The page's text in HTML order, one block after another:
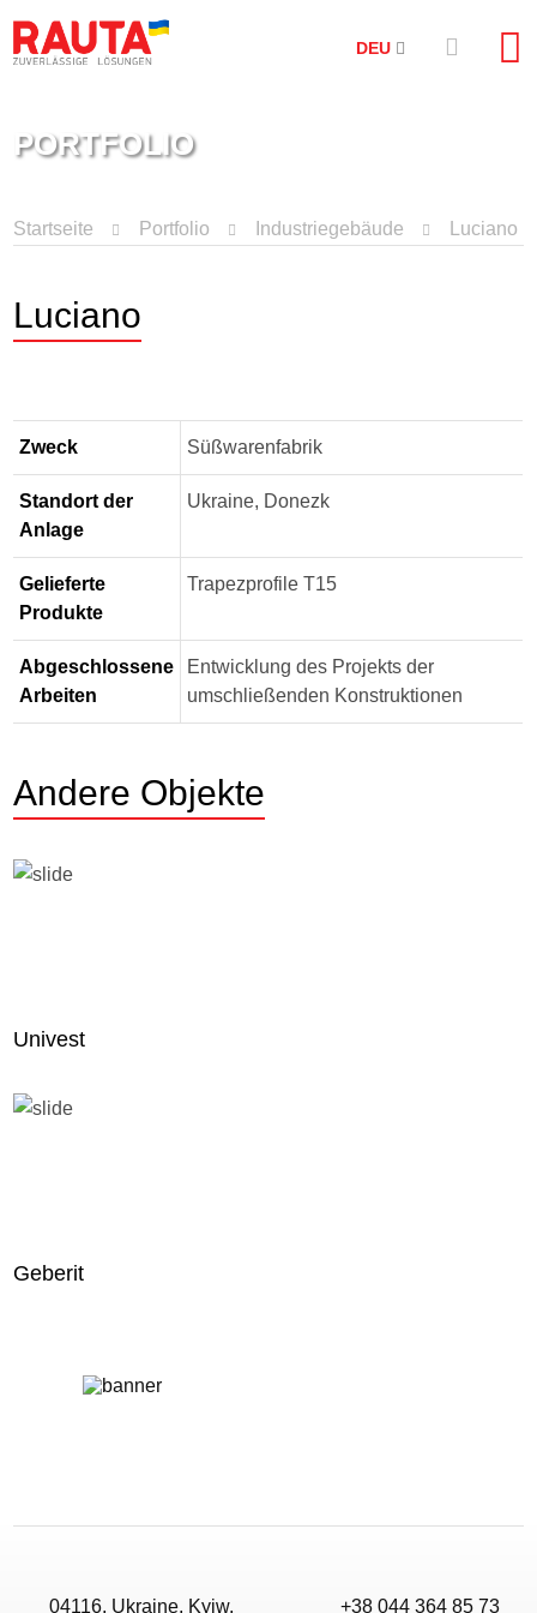
DEU
PORTFOLIO
Startseite Portfolio Industriegebäude Luciano
Luciano
Zweck Süßwarenfabrik
Standort der
Anlage
Ukraine, Donezk
Gelieferte
Produkte
Trapezprofile T15
Abgeschlossene
Arbeiten
Entwicklung des Projekts der
umschließenden Konstruktionen
Andere Objekte
Univest
Geberit
04116, Ukraine, Kyiw, +38 044 364 85 73